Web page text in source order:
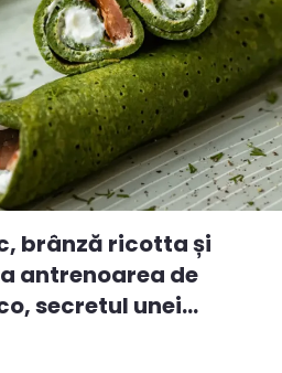
brânză ricotta și
antrenoarea de
secretul unei